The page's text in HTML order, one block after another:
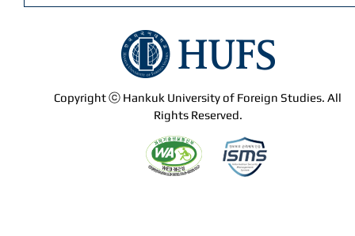
Copyright ⓒ Hankuk University of Foreign Studies. All
Rights Reserved.